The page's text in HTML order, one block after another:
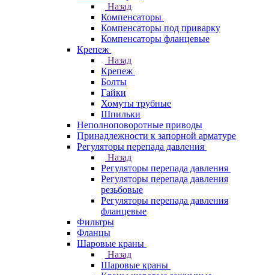
Назад
Компенсаторы
Компенсаторы под приварку
Компенсаторы фланцевые
Крепеж
Назад
Крепеж
Болты
Гайки
Хомуты трубные
Шпильки
Неполноповоротные приводы
Принадлежности к запорной арматуре
Регуляторы перепада давления
Назад
Регуляторы перепада давления
Регуляторы перепада давления
резьбовые
Регуляторы перепада давления
фланцевые
Фильтры
Фланцы
Шаровые краны
Назад
Шаровые краны